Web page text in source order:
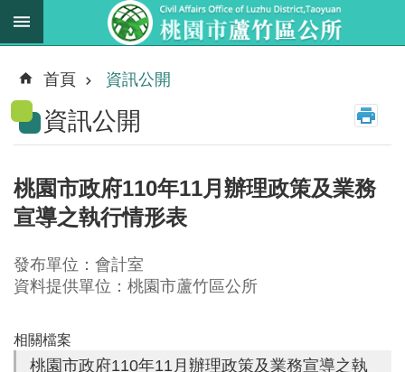
跳到主要內容區塊
新
消
息
務
職
掌
法
規
資
首頁 資訊公開
資訊公開
桃園市政府110年11月辦理政策及業務
宣導之執行情形表
發布單位：會計室
資料提供單位：桃園市蘆竹區公所
相關檔案
桃園市政府110年11月辦理政策及業務宣導之執